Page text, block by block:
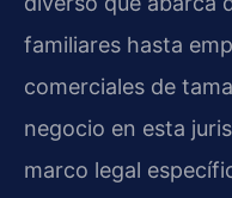
familiares hasta
comerciales de
negocio en esta
marco legal